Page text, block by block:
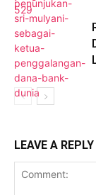
LEAVE A REPLY